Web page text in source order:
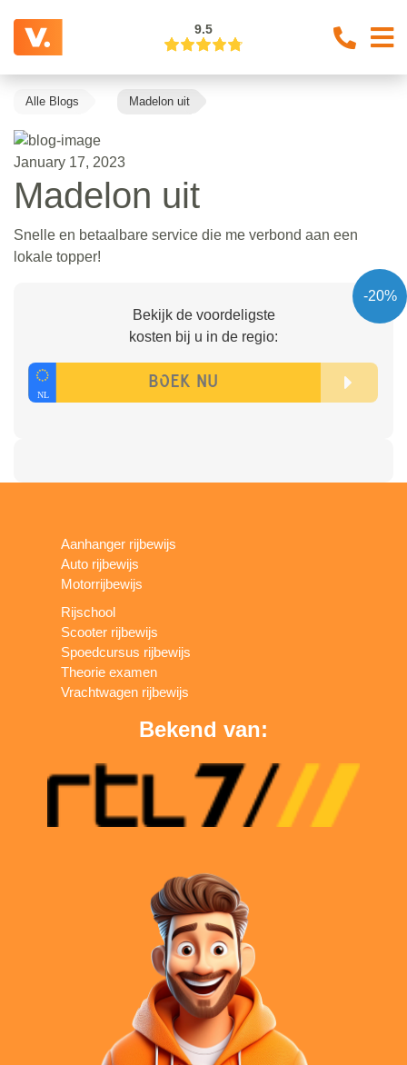
9.5
Alle Blogs Madelon uit
January 17, 2023
Madelon uit
Snelle en betaalbare service die me verbond aan een
lokale topper!
-20%
Bekijk de voordeligste
kosten bij u in de regio:
Aanhanger rijbewijs
Auto rijbewijs
Motorrijbewijs
Rijschool
Scooter rijbewijs
Spoedcursus rijbewijs
Theorie examen
Vrachtwagen rijbewijs
Bekend van: